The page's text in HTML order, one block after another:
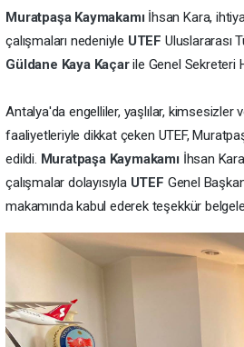
Muratpaşa Kaymakamı İhsan Kara,
çalışmaları nedeniyle UTEF Uluslararası
Güldane Kaya Kaçarile Genel Sekreteri
Antalya'da engelliler, yaşlılar,
faaliyetleriyle dikkat çeken UTEF,
edildi. Muratpaşa Kaymakamı İhsan
çalışmalar dolayısıyla UTEF Genel
makamında kabul ederek teşekkür